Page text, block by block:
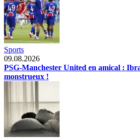
Sports
09.08.2026
PSG-Manchester United en amical :
monstrueux !